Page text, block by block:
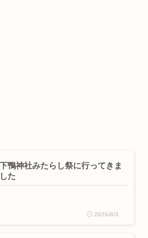
下鴨神社みたらし祭に行ってきま
した
2026/8/3